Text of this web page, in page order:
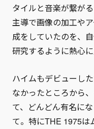
タイルと音楽が繋が
主導で画像の加工や
成をしていたのを、
研究するように熱心に
ハイムもデビューし
なかったところから
て、どんどん有名に
て。特にTHE 1975は